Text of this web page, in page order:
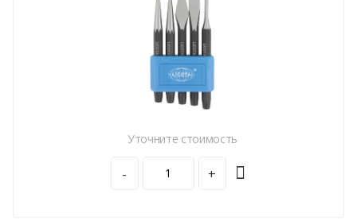
Уточните стоимость
- +